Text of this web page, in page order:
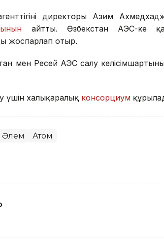
директоры Азим
айтты. Өзбекстан АЭС-ке
жоспарлап отыр.
мен Ресей АЭС салу
үшін халықаралық консорциум
Әлем Атом